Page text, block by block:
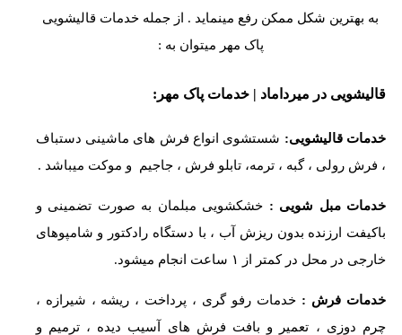
به بهترین شکل ممکن رفع مینماید . از جمله خدمات قالیشویی
پاک مهر میتوان به :
قالیشویی در میرداماد | خدمات پاک مهر:
خدمات قالیشویی: شستشوی انواع فرش های ماشینی دستباف
، فرش رولی ، گبه ، ترمه، تابلو فرش ، جاجیم و موکت میباشد .
خدمات مبل شویی : خشکشویی مبلمان به صورت تضمینی و
باکیفت ارزنده بدون ریزش آب ، با دستگاه رادکتور و شامپوهای
خارجی در محل در کمتر از ۱ ساعت انجام میشود.
خدمات فرش : خدمات رفو گری ، پرداخت ، ریشه ، شیرازه ،
چرم دوزی ، تعمیر و بافت فرش های آسیب دیده ، ترمیم و